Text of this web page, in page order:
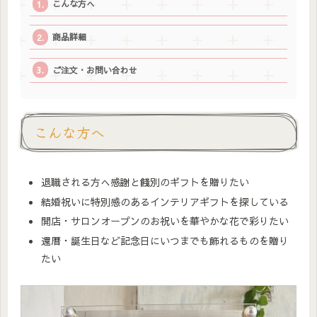
こんな方へ
商品詳細
ご注文・お問い合わせ
こんな方へ
退職される方へ感謝と餞別のギフトを贈りたい
結婚祝いに特別感のあるインテリアギフトを探している
開店・サロンオープンのお祝いを華やかな花で彩りたい
還暦・誕生日など記念日にいつまでも飾れるものを贈り
たい